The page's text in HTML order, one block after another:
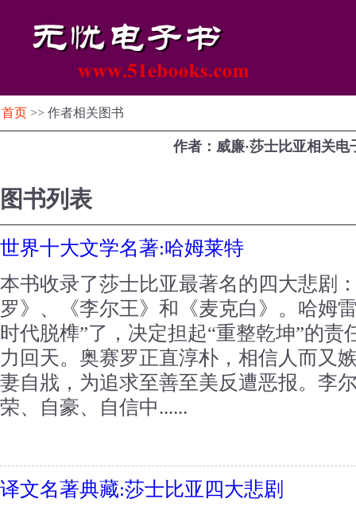
首页 >> 作者相关图书
作者：威廉·莎士比亚相关电
图书列表
世界十大文学名著:哈姆莱特
本书收录了莎士比亚最著名的四大悲剧
罗》、《李尔王》和《麦克白》。哈姆
时代脱榫”了，决定担起“重整乾坤”的
力回天。奥赛罗正直淳朴，相信人而又
妻自戕，为追求至善至美反遭恶报。李
荣、自豪、自信中......
译文名著典藏:莎士比亚四大悲剧